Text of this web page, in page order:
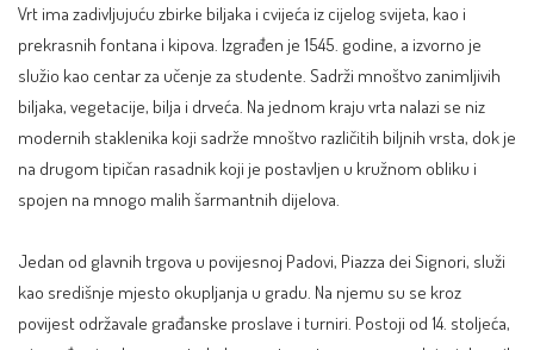
Vrt ima zadivljujuću zbirke biljaka i cvijeća iz cijelog svijeta, kao i
prekrasnih fontana i kipova. Izgrađen je 1545. godine, a izvorno je
služio kao centar za učenje za studente. Sadrži mnoštvo zanimljivih
biljaka, vegetacije, bilja i drveća. Na jednom kraju vrta nalazi se niz
modernih staklenika koji sadrže mnoštvo različitih biljnih vrsta, dok je
na drugom tipičan rasadnik koji je postavljen u kružnom obliku i
spojen na mnogo malih šarmantnih dijelova.
Jedan od glavnih trgova u povijesnoj Padovi, Piazza dei Signori, služi
kao središnje mjesto okupljanja u gradu. Na njemu su se kroz
povijest održavale građanske proslave i turniri. Postoji od 14. stoljeća,